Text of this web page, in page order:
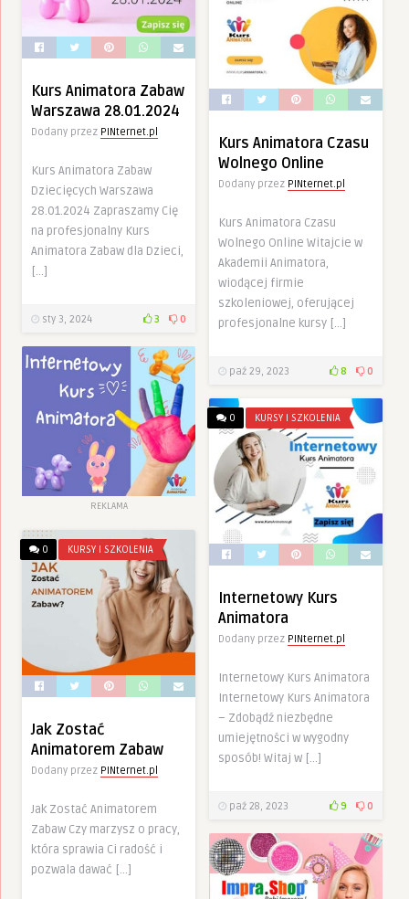
Kurs Animatora Zabaw
Warszawa 28.01.2024
Dodany przez PINternet.pl
Kurs Animatora Zabaw
Dziecięcych Warszawa
28.01.2024 Zapraszamy Cię
na profesjonalny Kurs
Animatora Zabaw dla Dzieci,
[…]
sty 3, 2024 3 0
Kurs Animatora Czasu
Wolnego Online
Dodany przez PINternet.pl
Kurs Animatora Czasu
Wolnego Online Witajcie w
Akademii Animatora,
wiodącej firmie
szkoleniowej, oferującej
profesjonalne kursy […]
paź 29, 2023 8 0
REKLAMA
0 KURSY I SZKOLENIA
Internetowy Kurs
Animatora
Dodany przez PINternet.pl
Internetowy Kurs Animatora
Internetowy Kurs Animatora
– Zdobądź niezbędne
umiejętności w wygodny
sposób! Witaj w […]
paź 28, 2023 9 0
0 KURSY I SZKOLENIA
Jak Zostać
Animatorem Zabaw
Dodany przez PINternet.pl
Jak Zostać Animatorem
Zabaw Czy marzysz o pracy,
która sprawia Ci radość i
pozwala dawać […]